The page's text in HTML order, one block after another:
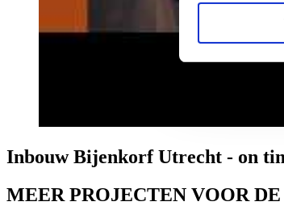
Inbouw Bijenkorf Utrecht - on
MEER PROJECTEN VOOR